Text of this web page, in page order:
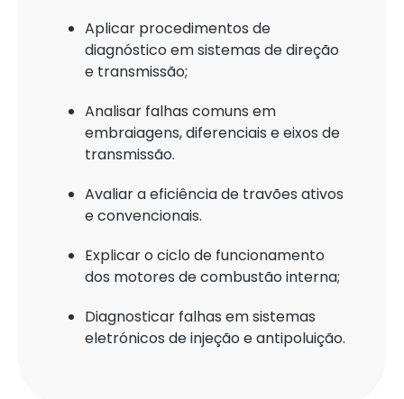
Aplicar procedimentos de
diagnóstico em sistemas de direção
e transmissão;
Analisar falhas comuns em
embraiagens, diferenciais e eixos de
transmissão.
Avaliar a eficiência de travões ativos
e convencionais.
Explicar o ciclo de funcionamento
dos motores de combustão interna;
Diagnosticar falhas em sistemas
eletrónicos de injeção e antipoluição.